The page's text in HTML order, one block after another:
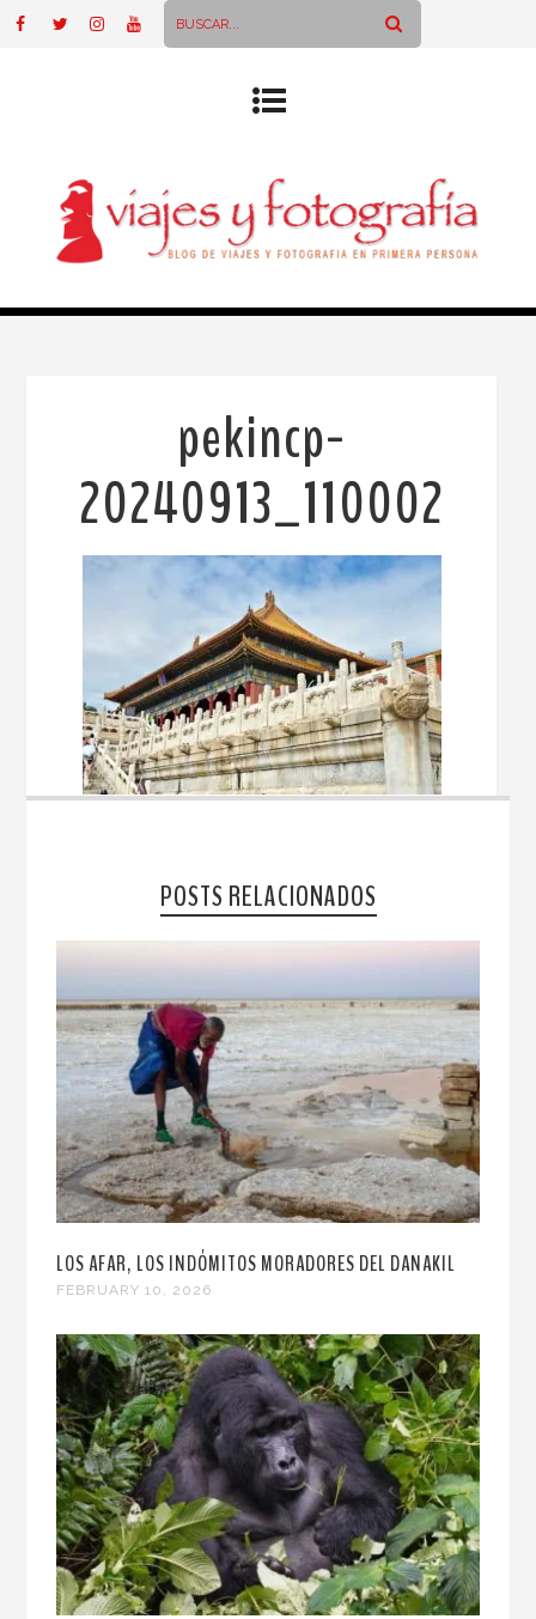
pekincp-
20240913_110002
POSTS RELACIONADOS
LOS AFAR, LOS INDÓMITOS MORADORES DEL DANAKIL
FEBRUARY 10, 2026